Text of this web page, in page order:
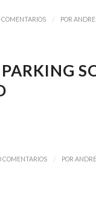
COMENTARIOS / POR
COMENTARIOS / POR